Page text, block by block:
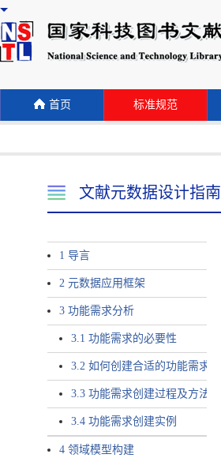
首页 标准规范
文献元数据设计指南
1 导言
2 元数据应用框架
3 功能需求分析
3.1 功能需求的必要性
3.2 如何创建合适的功能需求
3.3 功能需求创建过程及方法
3.4 功能需求创建实例
4 领域模型构建